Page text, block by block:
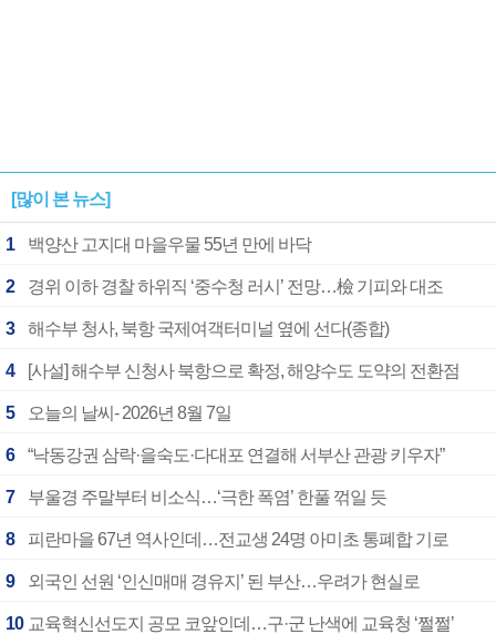
[많이 본 뉴스]
1 백양산 고지대 마을우물 55년 만에 바닥
2 경위 이하 경찰 하위직 ‘중수청 러시’ 전망…檢 기피와 대조
3 해수부 청사, 북항 국제여객터미널 옆에 선다(종합)
4 [사설] 해수부 신청사 북항으로 확정, 해양수도 도약의 전환점
5 오늘의 날씨- 2026년 8월 7일
6 “낙동강권 삼락·을숙도·다대포 연결해 서부산 관광 키우자”
7 부울경 주말부터 비소식…‘극한 폭염’ 한풀 꺾일 듯
8 피란마을 67년 역사인데…전교생 24명 아미초 통폐합 기로
9 외국인 선원 ‘인신매매 경유지’ 된 부산…우려가 현실로
10 교육혁신선도지 공모 코앞인데…구·군 난색에 교육청 ‘쩔쩔’